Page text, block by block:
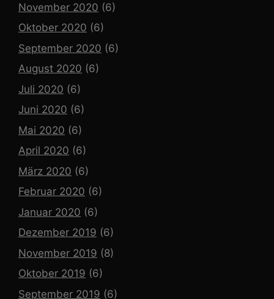
November 2020 (6)
Oktober 2020 (6)
September 2020 (6)
August 2020 (6)
Juli 2020 (6)
Juni 2020 (6)
Mai 2020 (6)
April 2020 (6)
März 2020 (6)
Februar 2020 (6)
Januar 2020 (6)
Dezember 2019 (6)
November 2019 (8)
Oktober 2019 (6)
September 2019 (6)